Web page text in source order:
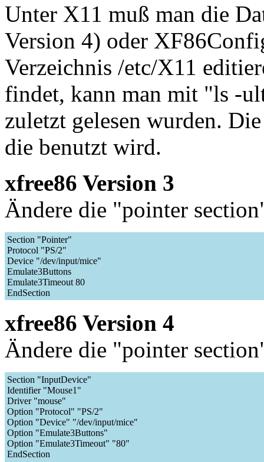
Unter X11 muß man die
Version 4) oder
Verzeichnis /etc/X11
findet, kann man mit "ls -
zuletzt gelesen wurden.
die benutzt wird.
xfree86 Version 3
Ändere die "pointer
Section "Pointer"
Protocol "PS/2"
Device "/dev/input/mice"
Emulate3Buttons
Emulate3Timeout 80
EndSection
xfree86 Version 4
Ändere die "pointer
Section "InputDevice"
Identifier "Mouse1"
Driver "mouse"
Option "Protocol" "PS/2"
Option "Device" "/dev/input/mice"
Option "Emulate3Buttons"
Option "Emulate3Timeout" "80"
EndSection